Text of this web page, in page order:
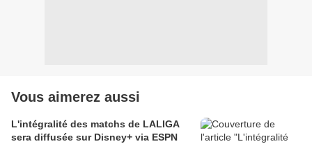
Vous aimerez aussi
L'intégralité des matchs de LALIGA
sera diffusée sur Disney+ via ESPN